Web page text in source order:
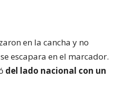
en la cancha y no
escapara en el marcador.
del lado nacional con un